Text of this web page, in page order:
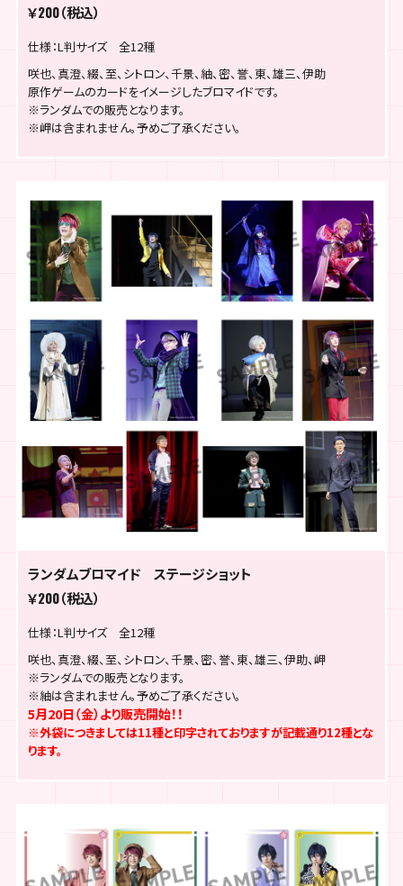
￥200（税込）
仕様：L判サイズ 全12種
咲也、真澄、綴、至、シトロン、千景、紬、密、誉、東、雄三、伊助
原作ゲームのカードをイメージしたブロマイドです。
※ランダムでの販売となります。
※岬は含まれません。予めご了承ください。
ランダムブロマイド ステージショット
￥200（税込）
仕様：L判サイズ 全12種
咲也、真澄、綴、至、シトロン、千景、密、誉、東、雄三、伊助、岬
※ランダムでの販売となります。
※紬は含まれません。予めご了承ください。
5月20日（金）より販売開始！！
※外袋につきましては11種と印字されておりますが記載通り12種とな
ります。